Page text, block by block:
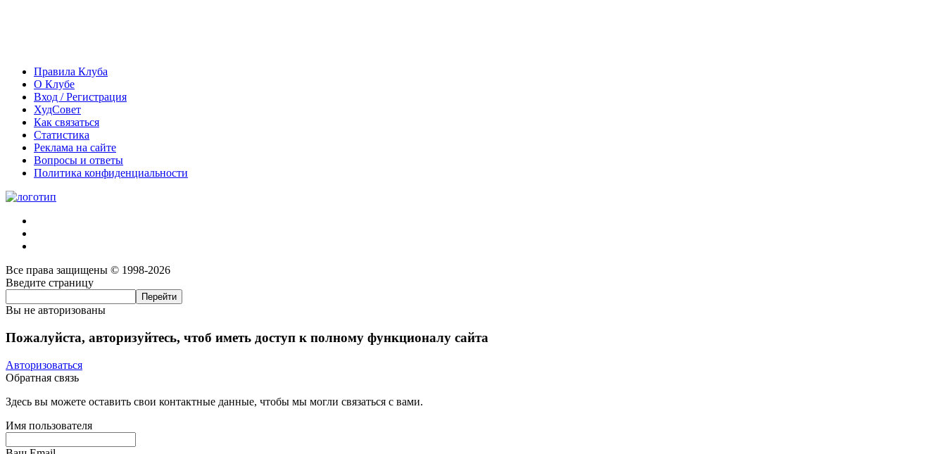
Правила Клуба
О Клубе
Вход / Регистрация
ХудСовет
Как связаться
Статистика
Реклама на сайте
Вопросы и ответы
Политика конфиденциальности
Все права защищены © 1998-2026
Введите страницу
Вы не авторизованы
Пожалуйста, авторизуйтесь, чтоб иметь доступ к полному функционалу сайта
Авторизоваться
Обратная связь
Здесь вы можете оставить свои контактные данные, чтобы мы могли связаться с вами.
Имя пользователя